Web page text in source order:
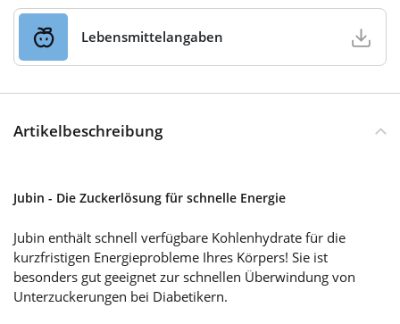
Lebensmittelangaben
Artikelbeschreibung
Jubin - Die Zuckerlösung für schnelle Energie
Jubin enthält schnell verfügbare Kohlenhydrate für die
kurzfristigen Energieprobleme Ihres Körpers! Sie ist
besonders gut geeignet zur schnellen Überwindung von
Unterzuckerungen bei Diabetikern.